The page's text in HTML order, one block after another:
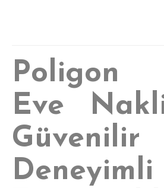
Poligon
Eve
Deneyimli